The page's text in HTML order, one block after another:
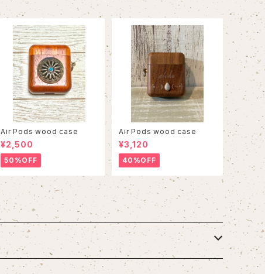
Air Pods wood case
¥2,500
50%OFF
Air Pods wood case
¥3,120
40%OFF